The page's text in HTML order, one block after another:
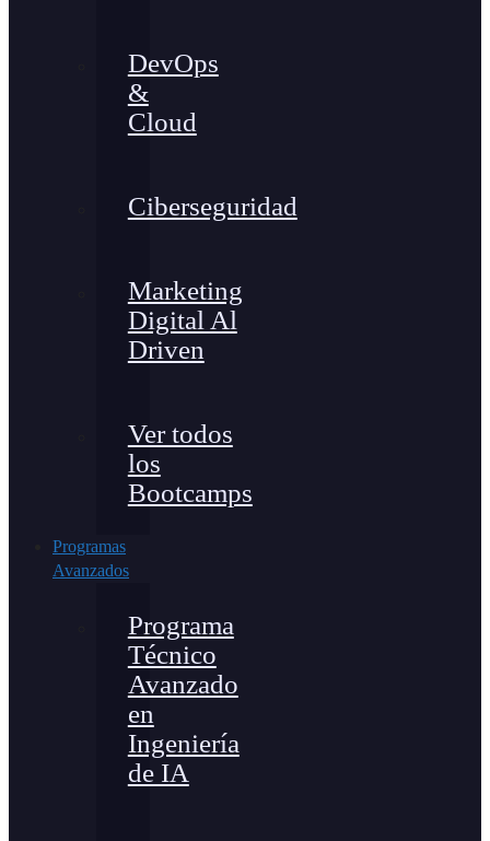
DevOps
&
Cloud
Ciberseguridad
Marketing
Digital Al
Driven
Ver todos
los
Bootcamps
Programas
Avanzados
Programa
Técnico
Avanzado
en
Ingeniería
de IA